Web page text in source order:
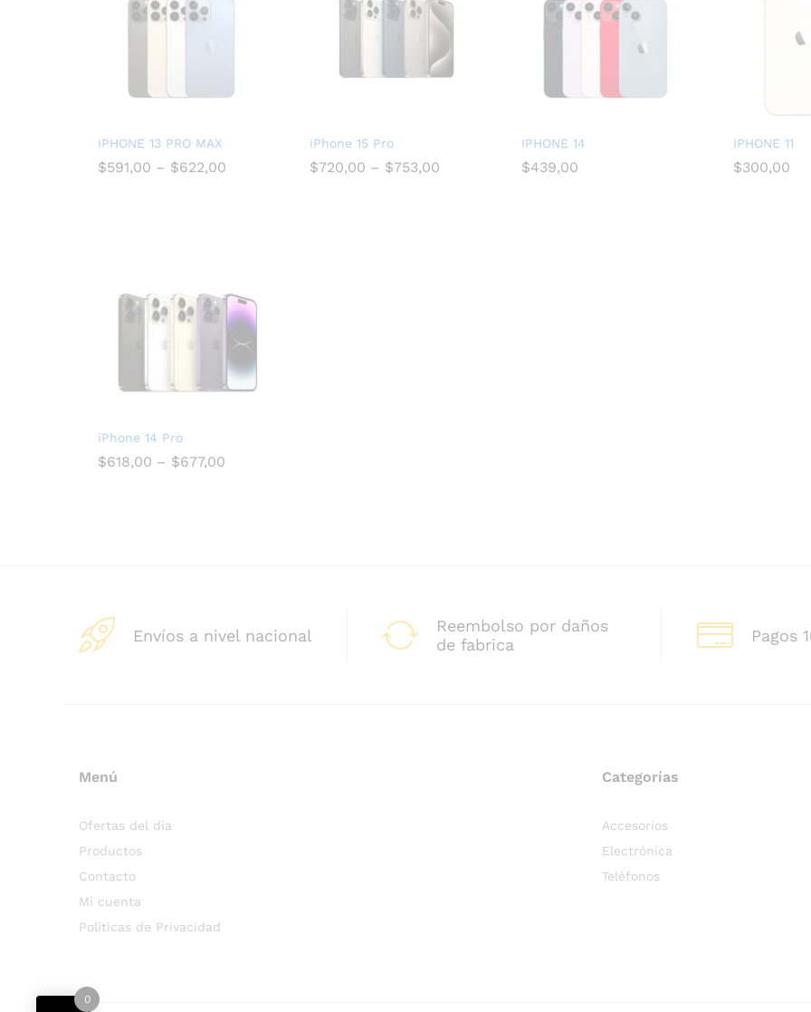
IPHONE 13 PRO MAX
$591,00 – $622,00
iPhone 15 Pro
$720,00 – $753,00
IPHONE 14
$439,00
IPHONE 11
$300,00
iPhone 14 Pro
$618,00 – $677,00
Envíos a nivel nacional
Reembolso por daños
de fabrica
Pagos
Menú
Ofertas del día
Productos
Contacto
Mi cuenta
Políticas de Privacidad
Categorías
Accesorios
Electrónica
Teléfonos
0